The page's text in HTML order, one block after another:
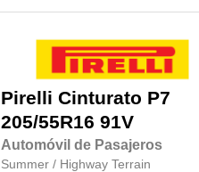
Pirelli Cinturato P7
205/55R16 91V
Automóvil de Pasajeros
Summer / Highway Terrain